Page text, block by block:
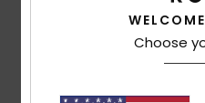
Choose